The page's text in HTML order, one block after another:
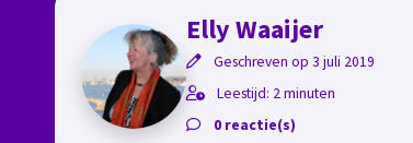
Elly Waaijer
Geschreven op 3 juli 2019
Leestijd: 2 minuten
0 reactie(s)